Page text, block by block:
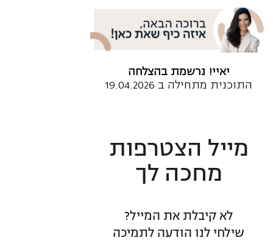
יאיי! נרשמת בהצלחה
התוכנית מתחילה ב 19.04.2026
מייל הצטרפות
מחכה לך
לא קיבלת את המייל?
שילחי לנו הודעה לתמיכה